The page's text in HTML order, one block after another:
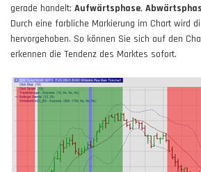
gerade handelt: Aufwärtsphase,
Durch eine farbliche Markierung im Chart wird
hervorgehoben. So können Sie sich auf den
erkennen die Tendenz des Marktes sofort.